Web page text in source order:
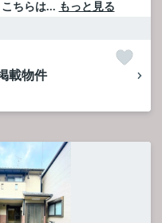
ちらは... もっと見る
載物件